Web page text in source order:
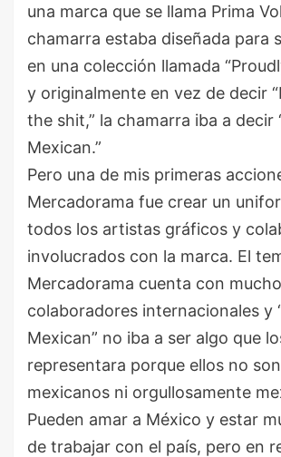
una marca que se llama Prima
chamarra estaba diseñada para
en una colección llamada
y originalmente en vez de decir
the shit,” la chamarra iba a decir
Mexican.”
Pero una de mis primeras
Mercadorama fue crear un
todos los artistas gráficos y
involucrados con la marca. El
Mercadorama cuenta con
colaboradores internacionales y
Mexican” no iba a ser algo que
representara porque ellos no
mexicanos ni orgullosamente
Pueden amar a México y estar
de trabajar con el país, pero en